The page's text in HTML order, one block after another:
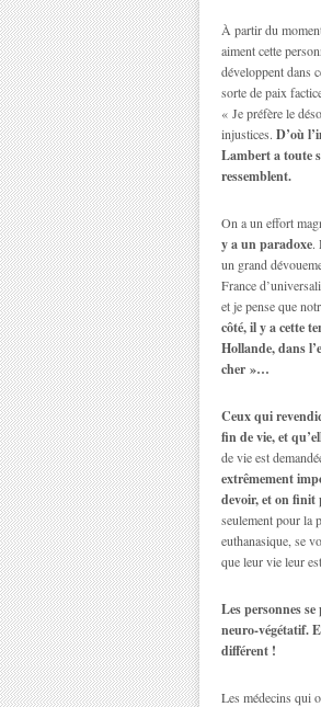
À partir du
aiment cette
développent dans
sorte de paix
« Je préfère le
injustices. D’où
Lambert a toute
ressemblent.
On a un effort
y a un paradoxe.
un grand
France
et je pense que
côté, il y a cette
Hollande, dans
cher »…
Ceux qui
fin de vie, et
de vie est
extrêmement
devoir, et on finit
seulement pour la
euthanasique, se
que leur vie leur
Les personnes
neuro-végétatif.
différent !
Les médecins qui